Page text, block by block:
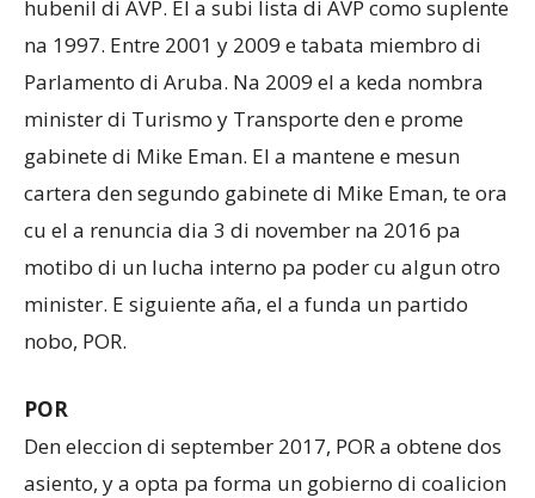
hubenil di AVP. El a subi lista di AVP como suplente
na 1997. Entre 2001 y 2009 e tabata miembro di
Parlamento di Aruba. Na 2009 el a keda nombra
minister di Turismo y Transporte den e prome
gabinete di Mike Eman. El a mantene e mesun
cartera den segundo gabinete di Mike Eman, te ora
cu el a renuncia dia 3 di november na 2016 pa
motibo di un lucha interno pa poder cu algun otro
minister. E siguiente aña, el a funda un partido
nobo, POR.
POR
Den eleccion di september 2017, POR a obtene dos
asiento, y a opta pa forma un gobierno di coalicion